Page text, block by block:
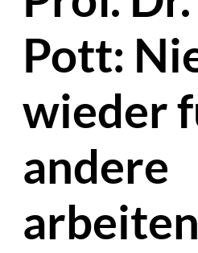
Pott:
wieder
andere